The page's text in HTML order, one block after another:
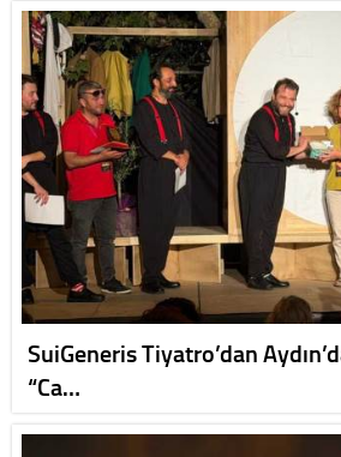
SuiGeneris Tiyatro’dan
“Ca…